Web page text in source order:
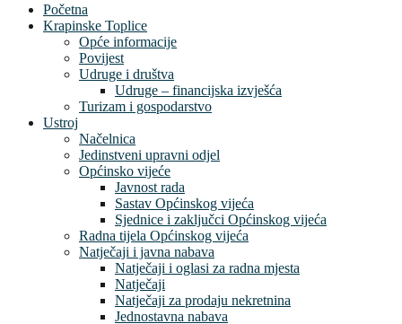
Početna
Krapinske Toplice
Opće informacije
Povijest
Udruge i društva
Udruge – financijska izvješća
Turizam i gospodarstvo
Ustroj
Načelnica
Jedinstveni upravni odjel
Općinsko vijeće
Javnost rada
Sastav Općinskog vijeća
Sjednice i zaključci Općinskog vijeća
Radna tijela Općinskog vijeća
Natječaji i javna nabava
Natječaji i oglasi za radna mjesta
Natječaji
Natječaji za prodaju nekretnina
Jednostavna nabava